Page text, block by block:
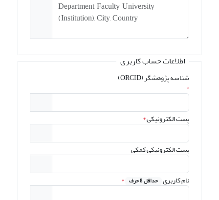
اطلاعات حساب کاربری
شناسه پژوهشگر (ORCID)
*
پست الکترونیکی*
پست الکترونیکی کمکی
نام کاربری حداقل 8 حرف *